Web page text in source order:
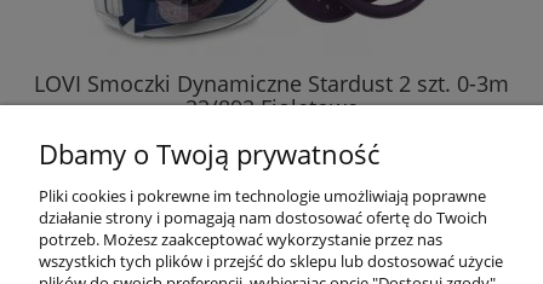
LOVI Smoczki Dynamiczne Stardust 2 szt. 0-3m
22/892 Fioletowe
29,20 zł
DO KOSZYKA
Dbamy o Twoją prywatność
Pliki cookies i pokrewne im technologie umożliwiają poprawne
działanie strony i pomagają nam dostosować ofertę do Twoich
potrzeb. Możesz zaakceptować wykorzystanie przez nas
wszystkich tych plików i przejść do sklepu lub dostosować użycie